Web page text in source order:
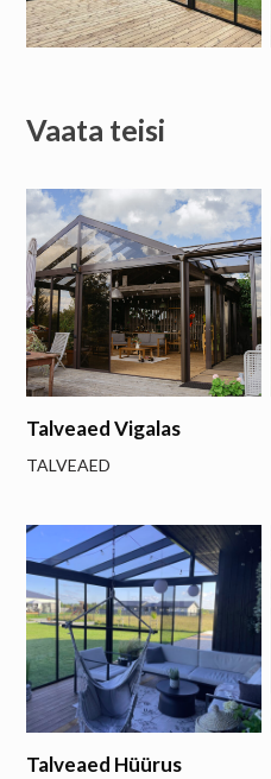
Vaata teisi
Talveaed Vigalas
TALVEAED
Talveaed Hüürus